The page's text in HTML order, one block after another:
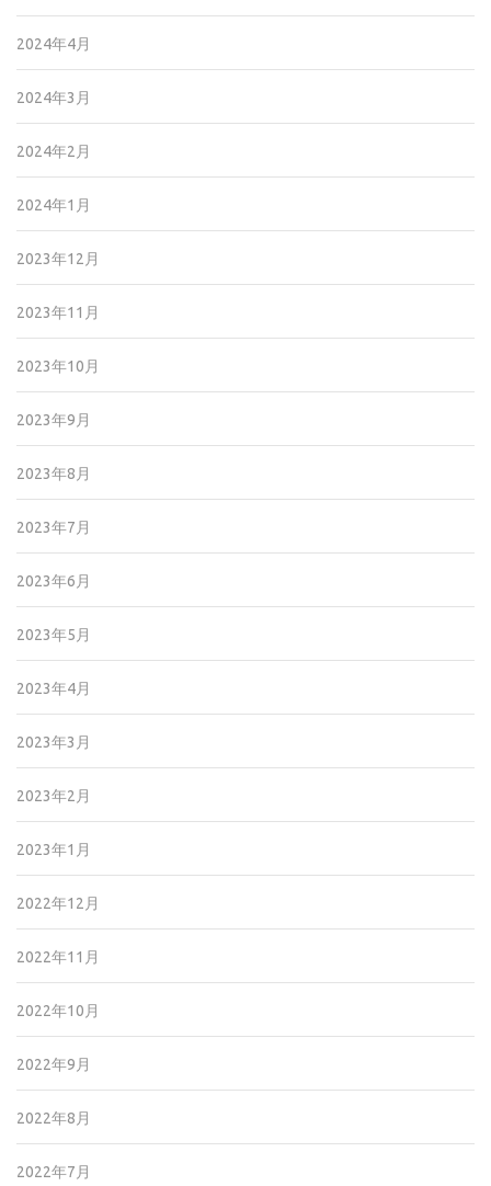
2024年4月
2024年3月
2024年2月
2024年1月
2023年12月
2023年11月
2023年10月
2023年9月
2023年8月
2023年7月
2023年6月
2023年5月
2023年4月
2023年3月
2023年2月
2023年1月
2022年12月
2022年11月
2022年10月
2022年9月
2022年8月
2022年7月